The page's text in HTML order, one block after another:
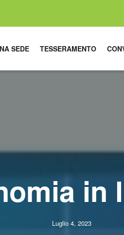
SEDE TESSERAMENTO
in
Luglio 4, 2023